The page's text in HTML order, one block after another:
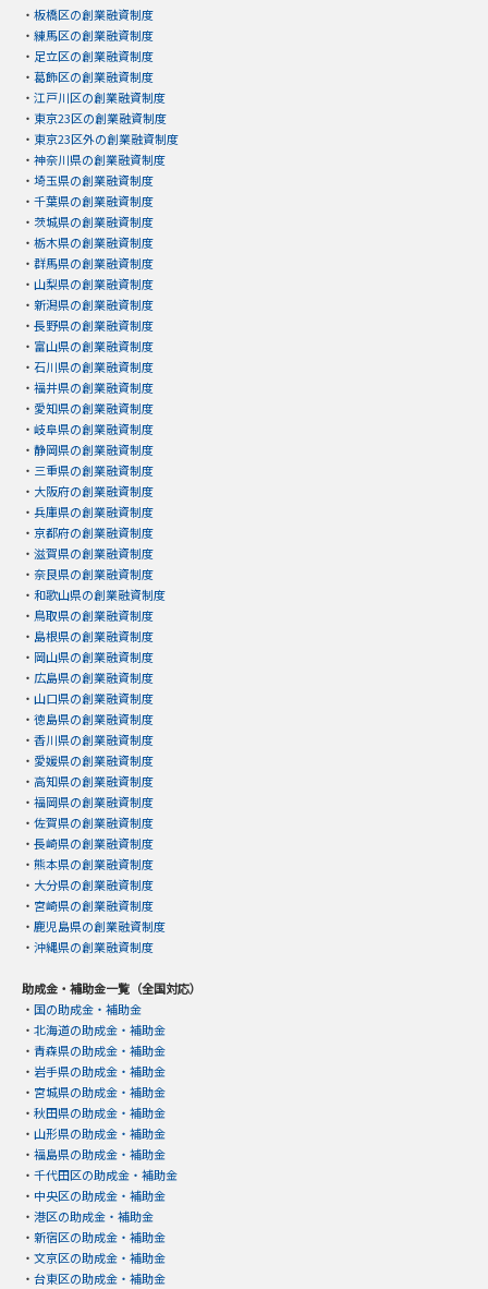
・ 板橋区の創業融資制度
・ 練馬区の創業融資制度
・ 足立区の創業融資制度
・ 葛飾区の創業融資制度
・ 江戸川区の創業融資制度
・ 東京23区の創業融資制度
・ 東京23区外の創業融資制度
・ 神奈川県の創業融資制度
・ 埼玉県の創業融資制度
・ 千葉県の創業融資制度
・ 茨城県の創業融資制度
・ 栃木県の創業融資制度
・ 群馬県の創業融資制度
・ 山梨県の創業融資制度
・ 新潟県の創業融資制度
・ 長野県の創業融資制度
・ 富山県の創業融資制度
・ 石川県の創業融資制度
・ 福井県の創業融資制度
・ 愛知県の創業融資制度
・ 岐阜県の創業融資制度
・ 静岡県の創業融資制度
・ 三重県の創業融資制度
・ 大阪府の創業融資制度
・ 兵庫県の創業融資制度
・ 京都府の創業融資制度
・ 滋賀県の創業融資制度
・ 奈良県の創業融資制度
・ 和歌山県の創業融資制度
・ 鳥取県の創業融資制度
・ 島根県の創業融資制度
・ 岡山県の創業融資制度
・ 広島県の創業融資制度
・ 山口県の創業融資制度
・ 徳島県の創業融資制度
・ 香川県の創業融資制度
・ 愛媛県の創業融資制度
・ 高知県の創業融資制度
・ 福岡県の創業融資制度
・ 佐賀県の創業融資制度
・ 長崎県の創業融資制度
・ 熊本県の創業融資制度
・ 大分県の創業融資制度
・ 宮崎県の創業融資制度
・ 鹿児島県の創業融資制度
・ 沖縄県の創業融資制度
助成金・補助金一覧（全国対応）
・ 国の助成金・補助金
・ 北海道の助成金・補助金
・ 青森県の助成金・補助金
・ 岩手県の助成金・補助金
・ 宮城県の助成金・補助金
・ 秋田県の助成金・補助金
・ 山形県の助成金・補助金
・ 福島県の助成金・補助金
・ 千代田区の助成金・補助金
・ 中央区の助成金・補助金
・ 港区の助成金・補助金
・ 新宿区の助成金・補助金
・ 文京区の助成金・補助金
・ 台東区の助成金・補助金